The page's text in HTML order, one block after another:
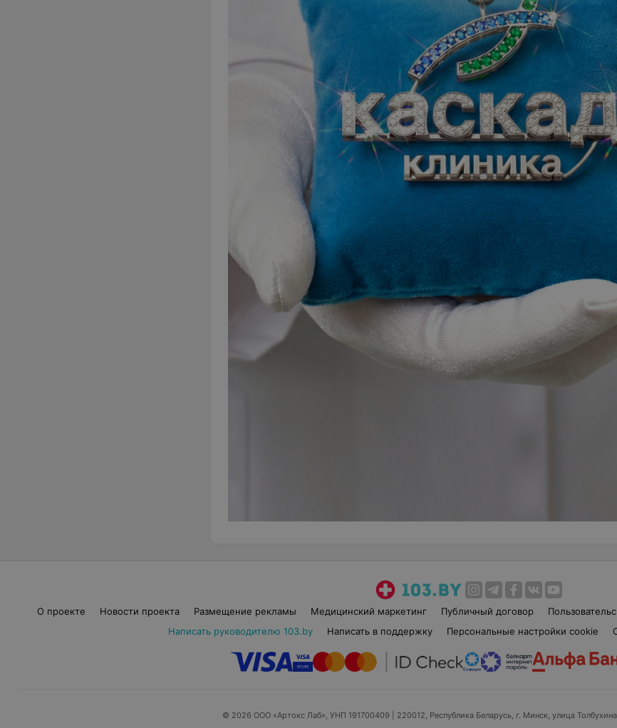
О проекте Новости проекта Размещение рекламы Медицинский маркетинг Публичный договор
Написать руководителю 103.by
Написать в поддержку Персональные настройки cookie
© 2026 ООО «Артокс Лаб», УНП 191700409 | 220012, Республика Беларусь, г. Минск, улица